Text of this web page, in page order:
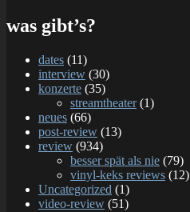
was gibt’s?
dates (11)
interview (30)
konzerte (35)
streamtheater(1)
neues (66)
post-review (13)
review (934)
besser spät als nie (79)
vinyl-keks reviews (12)
Uncategorized (1)
video-review (51)